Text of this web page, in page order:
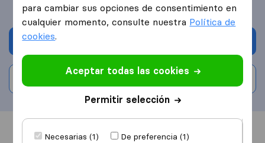
Escribe una valoración
Información Valoraciones
para cambiar sus opciones de consentimiento en
cualquier momento, consulte nuestra Política de
cookies.
Aceptar todas las cookies
Permitir selección
Necesarias (1)
De preferencia (1)